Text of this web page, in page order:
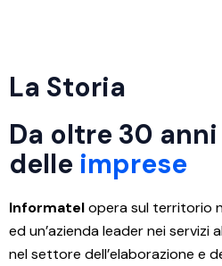
La Storia
Da oltre 30
delle imprese
Informatelopera sul territorio
ed un’azienda leader nei servizi
nel settore dell’elaborazione e